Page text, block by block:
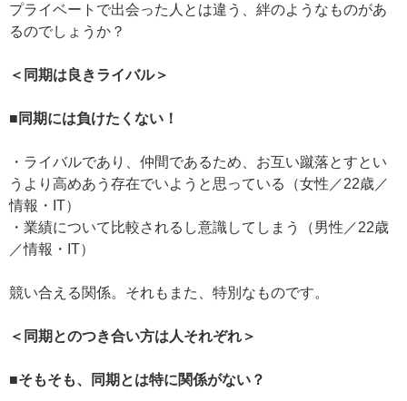
プライベートで出会った人とは違う、絆のようなものがあ
るのでしょうか？
＜同期は良きライバル＞
■同期には負けたくない！
・ライバルであり、仲間であるため、お互い蹴落とすとい
うより高めあう存在でいようと思っている（女性／22歳／
情報・IT）
・業績について比較されるし意識してしまう（男性／22歳
／情報・IT）
競い合える関係。それもまた、特別なものです。
＜同期とのつき合い方は人それぞれ＞
■そもそも、同期とは特に関係がない？